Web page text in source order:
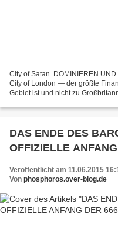
City of Satan. DOMINIEREN
City of London — der größte
Gebiet ist und nicht zu
DAS ENDE DES
OFFIZIELLE
Veröffentlicht am 11.06.2015
Von phosphoros.over-blog.de